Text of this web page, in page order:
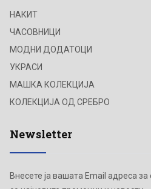
НАКИТ
ЧАСОВНИЦИ
МОДНИ ДОДАТОЦИ
УКРАСИ
МАШКА КОЛЕКЦИЈА
КОЛЕКЦИЈА ОД СРЕБРО
Newsletter
Внесете ја вашата Email адреса